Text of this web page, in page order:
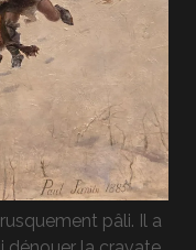
pâli. Il a